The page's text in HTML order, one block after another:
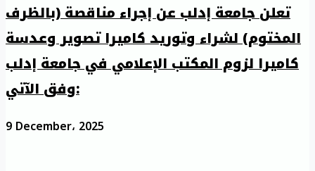
تعلن جامعة إدلب عن إجراء مناقصة (بالظرف
المختوم) لشراء وتوريد كاميرا تصوير وعدسة
كاميرا لزوم المكتب الإعلامي في جامعة إدلب
وفق الآتي:
9 December، 2025